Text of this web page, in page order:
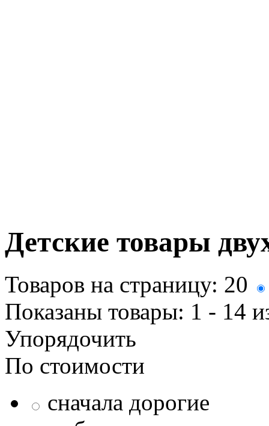
Детские товары
Товаров на страницу: 20
Показаны товары: 1 - 14
Упорядочить
По стоимости
сначала дорогие